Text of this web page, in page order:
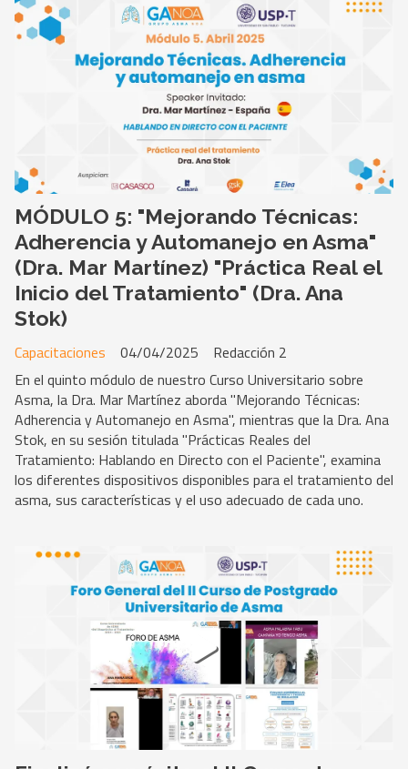
MÓDULO 5: "Mejorando Técnicas:
Adherencia y Automanejo en Asma"
(Dra. Mar Martínez) "Práctica Real el
Inicio del Tratamiento" (Dra. Ana
Stok)
Redacción 2
Capacitaciones
04/04/2025
En el quinto módulo de nuestro Curso Universitario sobre
Asma, la Dra. Mar Martínez aborda "Mejorando Técnicas:
Adherencia y Automanejo en Asma", mientras que la Dra. Ana
Stok, en su sesión titulada "Prácticas Reales del
Tratamiento: Hablando en Directo con el Paciente", examina
los diferentes dispositivos disponibles para el tratamiento del
asma, sus características y el uso adecuado de cada uno.